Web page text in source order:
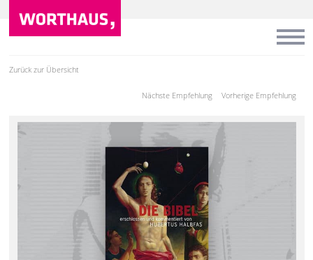
Zurück zur Übersicht
Vorherige Empfehlung
Nächste Empfehlung